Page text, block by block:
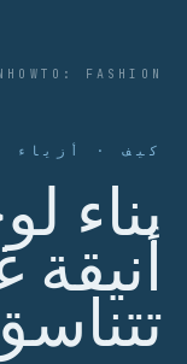
HOWTO: FASHION
كيف · أزياء
بناء